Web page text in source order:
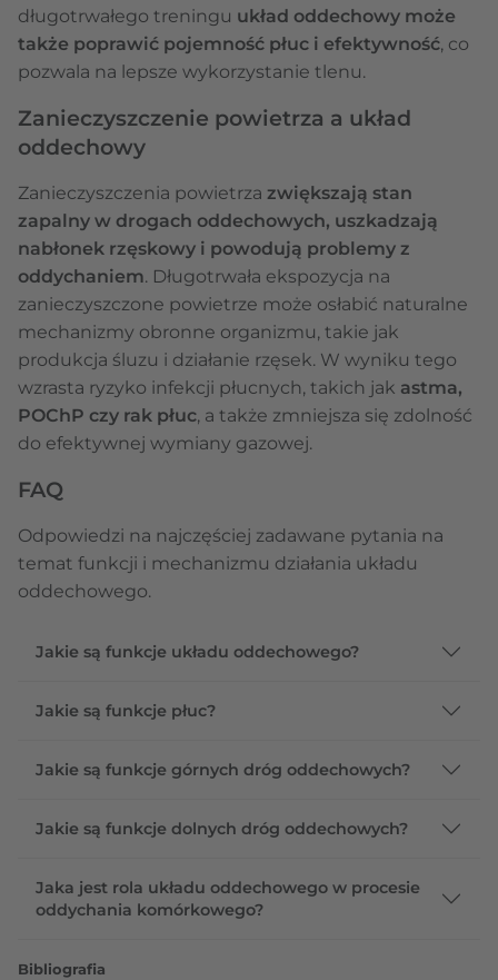
długotrwałego treningu układ oddechowy może
także poprawić pojemność płuc i efektywność, co
pozwala na lepsze wykorzystanie tlenu.
Zanieczyszczenie powietrza a układ
oddechowy
Zanieczyszczenia powietrza zwiększają stan
zapalny w drogach oddechowych, uszkadzają
nabłonek rzęskowy i powodują problemy z
oddychaniem. Długotrwała ekspozycja na
zanieczyszczone powietrze może osłabić naturalne
mechanizmy obronne organizmu, takie jak
produkcja śluzu i działanie rzęsek. W wyniku tego
wzrasta ryzyko infekcji płucnych, takich jak astma,
POChP czy rak płuc, a także zmniejsza się zdolność
do efektywnej wymiany gazowej.
FAQ
Odpowiedzi na najczęściej zadawane pytania na
temat funkcji i mechanizmu działania układu
oddechowego.
Jakie są funkcje układu oddechowego?
Jakie są funkcje płuc?
Jakie są funkcje górnych dróg oddechowych?
Jakie są funkcje dolnych dróg oddechowych?
Jaka jest rola układu oddechowego w procesie
oddychania komórkowego?
Bibliografia